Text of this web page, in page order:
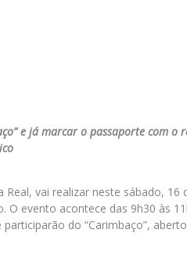
e já marcar o passaporte com o
vai realizar neste sábado, 16
evento acontece das 9h30 às
do “Carimbaço”,